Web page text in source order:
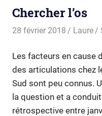
Chercher l’os
28 février 2018 Laure
Les facteurs en cause
des articulations chez
Sud sont peu connus.
la question et a
rétrospective entre